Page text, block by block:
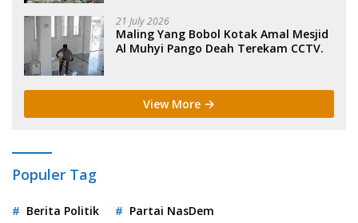
21 July 2026
Maling Yang Bobol Kotak Amal Mesjid
Al Muhyi Pango Deah Terekam CCTV.
View More
Populer Tag
Berita Politik Partai NasDem